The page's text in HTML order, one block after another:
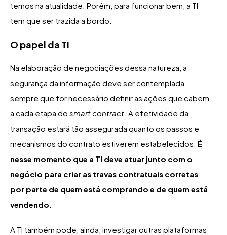
temos na atualidade. Porém, para funcionar bem, a TI
tem que ser trazida a bordo.
O papel da TI
Na elaboração de negociações dessa natureza, a
segurança da informação deve ser contemplada
sempre que for necessário definir as ações que cabem
a cada etapa do smart contract. A efetividade da
transação estará tão assegurada quanto os passos e
mecanismos do contrato estiverem estabelecidos. É
nesse momento que a TI deve atuar junto com o
negócio para criar as travas contratuais corretas
por parte de quem está comprando e de quem está
vendendo.
A TI também pode, ainda, investigar outras plataformas